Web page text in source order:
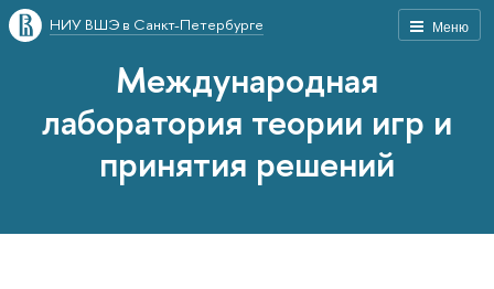
Меню
НИУ ВШЭ в Санкт-Петербурге
Международная
лаборатория теории игр и
принятия решений